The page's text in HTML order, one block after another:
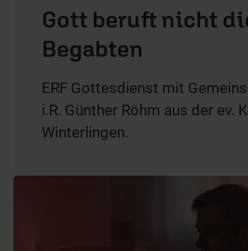
Gott beruft nicht
Begabten
ERF Gottesdienst mit
i.R. Günther Röhm aus der ev.
Winterlingen.